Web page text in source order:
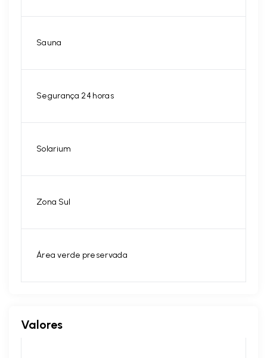
Sauna
Segurança 24 horas
Solarium
Zona Sul
Área verde preservada
Valores